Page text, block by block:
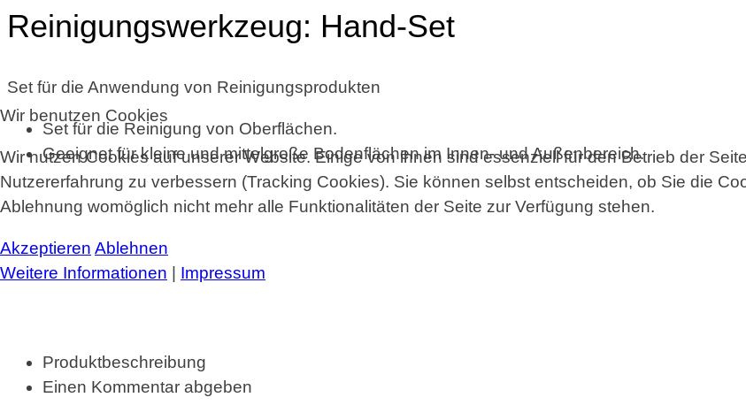
Reinigungswerkzeug: Hand-Set
Set für die Anwendung von Reinigungsprodukten
Set für die Reinigung von Oberflächen.
Geeignet für kleine und mittelgroße Bodenflächen im Innen- und Außenbereich.
Produktbeschreibung
Einen Kommentar abgeben
Wir benutzen Cookies
Wir nutzen Cookies auf unserer Website. Einige von ihnen sind essenziell für den Betrieb der
Nutzererfahrung zu verbessern (Tracking Cookies). Sie können selbst entscheiden, ob Sie die
Ablehnung womöglich nicht mehr alle Funktionalitäten der Seite zur Verfügung stehen.
Akzeptieren Ablehnen
Weitere Informationen
Impressum